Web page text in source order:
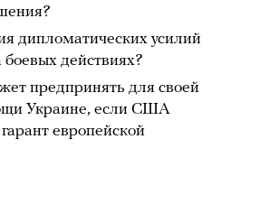
дипломатических усилий
боевых действиях?
предпринять для своей
Украине, если США
европейской